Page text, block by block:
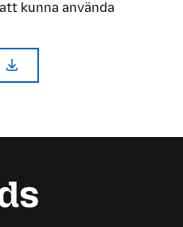
kunna använda